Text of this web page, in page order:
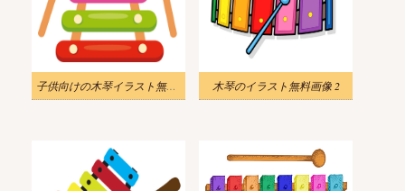
子供向けの木琴イラスト無料 2 木琴のイラスト無料画像 2